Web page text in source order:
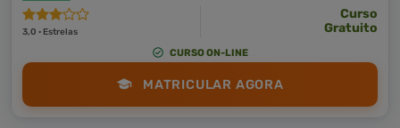
3,0 · Estrelas
Curso
Gratuito
CURSO ON-LINE
MATRICULAR AGORA